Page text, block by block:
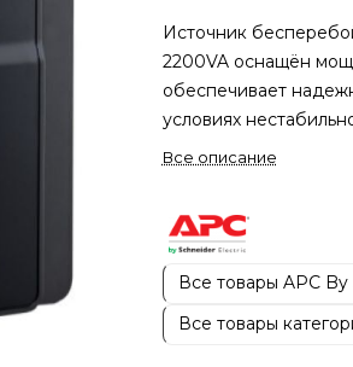
Источник
2200VA оснащён
обеспечивает
условиях
Уникальная
(AVR), что
устройства от
сервисный источник
является важным
Все описание
Все товары APC
Все товары